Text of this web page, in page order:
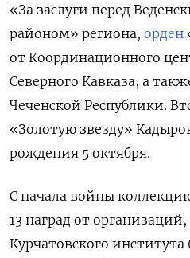
«За заслуги перед
районом» региона, орден
от Координационного
Северного Кавказа, а
Чеченской Республики.
«Золотую звезду»
рождения 5 октября.
С начала войны
13 наград от
Курчатовского